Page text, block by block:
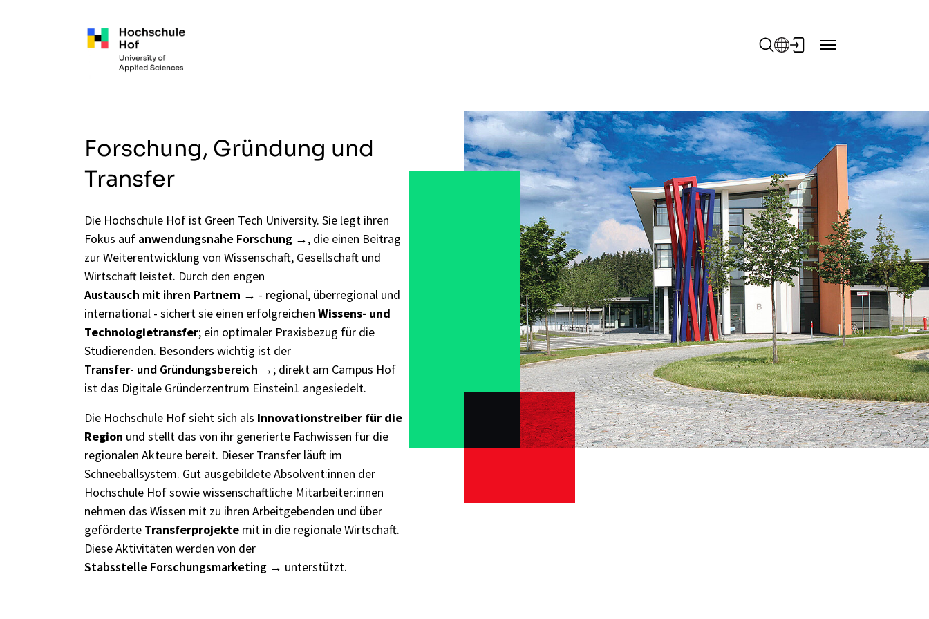
Forschung, Gründung und
Transfer
Die Hochschule Hof ist Green Tech University. Sie legt ihren
Fokus auf anwendungsnahe Forschung
, die einen Beitrag
zur Weiterentwicklung von Wissenschaft, Gesellschaft und
Wirtschaft leistet. Durch den engen
Austausch mit ihren Partnern
- regional, überregional und
international - sichert sie einen erfolgreichen Wissens- und
Technologietransfer; ein optimaler Praxisbezug für die
Studierenden. Besonders wichtig ist der
Transfer- und Gründungsbereich
; direkt am Campus Hof
ist das Digitale Gründerzentrum Einstein1 angesiedelt.
Die Hochschule Hof sieht sich als Innovationstreiber für die
Region und stellt das von ihr generierte Fachwissen für die
regionalen Akteure bereit. Dieser Transfer läuft im
Schneeballsystem. Gut ausgebildete Absolvent:innen der
Hochschule Hof sowie wissenschaftliche Mitarbeiter:innen
nehmen das Wissen mit zu ihren Arbeitgebenden und über
geförderte Transferprojekte mit in die regionale Wirtschaft.
Diese Aktivitäten werden von der
Stabsstelle Forschungsmarketing
unterstützt.